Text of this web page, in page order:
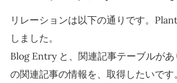
リレーションは以下の通りです。
しました。
Blog Entry と、関連記事テーブルが
の関連記事の情報を、取得したいです。